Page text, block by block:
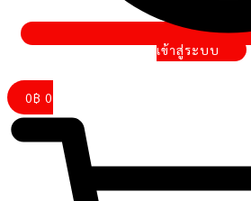
เข้าสู่ระบบ
0฿ 0